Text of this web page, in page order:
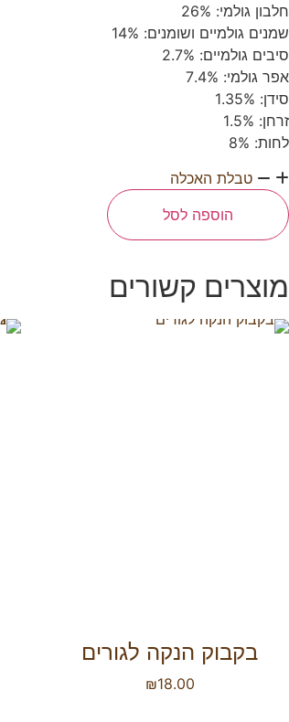
חלבון גולמי: 26%
שמנים גולמיים ושומנים: 14%
סיבים גולמיים: 2.7%
אפר גולמי: 7.4%
סידן: 1.35%
זרחן: 1.5%
לחות: 8%
טבלת האכלה
כמות
של
בלאק
אולימפוס
והודו
12
הוספה לסל
מוצרים קשורים
בקבוק הנקה לגורים
₪18.00